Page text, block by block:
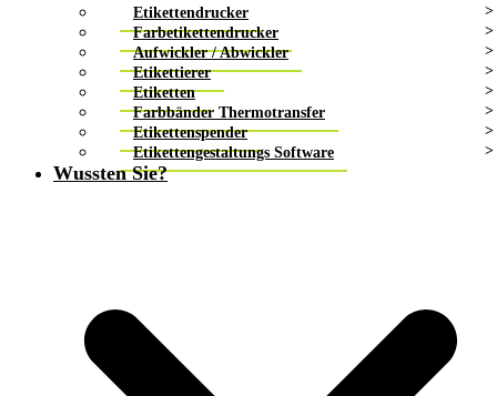
Etikettendrucker
Farbetikettendrucker
Aufwickler / Abwickler
Etikettierer
Etiketten
Farbbänder Thermotransfer
Etikettenspender
Etikettengestaltungs Software
Wussten Sie?